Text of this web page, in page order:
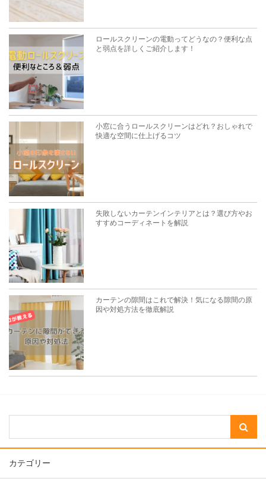
ロールスクリーンの電動ってどうなの？便利な点
と弱点を詳しくご紹介します！
小窓に合うロールスクリーンはどれ？おしゃれで
快適な空間に仕上げるコツ
失敗しないカーテンインテリアとは？選び方やお
すすめコーディネートを解説
カーテンの隙間はこれで解決！気になる隙間の原
因や対処方法を徹底解説
カテゴリー